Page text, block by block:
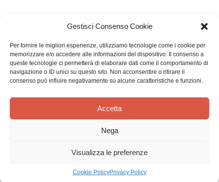
Gestisci Consenso Cookie
Per fornire le migliori esperienze, utilizziamo tecnologie come i cookie per
memorizzare e/o accedere alle informazioni del dispositivo. Il consenso a
queste tecnologie ci permetterà di elaborare dati come il comportamento di
navigazione o ID unici su questo sito. Non acconsentire o ritirare il
consenso può influire negativamente su alcune caratteristiche e funzioni.
Accetta
Nega
Visualizza le preferenze
Cookie PolicyPrivacy Policy
Siamo in cerca di stelle!
Sii il primo a scrivere una